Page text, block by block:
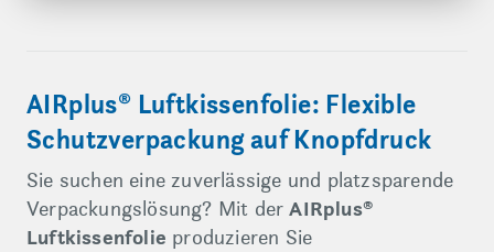
AIRplus® Luftkissenfolie: Flexible
Schutzverpackung auf Knopfdruck
Sie suchen eine zuverlässige und platzsparende
Verpackungslösung? Mit derAIRplus®
Luftkissenfolie produzieren Sie